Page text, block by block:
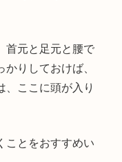
首元と足元と腰で
りしておけば、
、ここに頭が入り
ことをおすすめい